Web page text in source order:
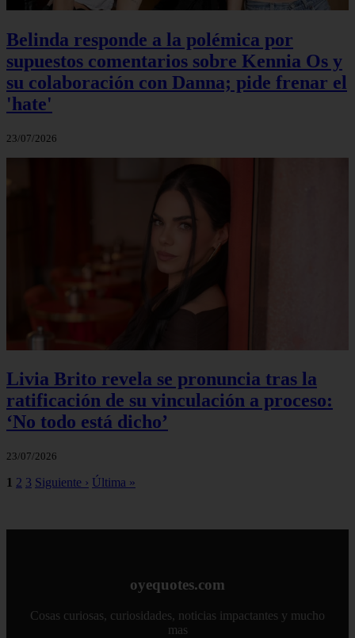
Belinda responde a la polémica por
supuestos comentarios sobre Kennia Os y
su colaboración con Danna; pide frenar el
'hate'
23/07/2026
Livia Brito revela se pronuncia tras la
ratificación de su vinculación a proceso:
‘No todo está dicho’
23/07/2026
1 2 3 Siguiente › Última »
oyequotes.com
Cosas curiosas, curiosidades, noticias impactantes y mucho
mas